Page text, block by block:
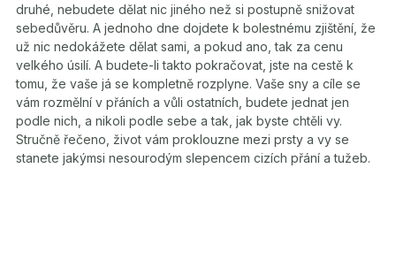
druhé, nebudete dělat nic jiného než si postupně snižovat
sebedůvěru. A jednoho dne dojdete k bolestnému zjištění, že
už nic nedokážete dělat sami, a pokud ano, tak za cenu
velkého úsilí. A budete-li takto pokračovat, jste na cestě k
tomu, že vaše já se kompletně rozplyne. Vaše sny a cíle se
vám rozmělní v přáních a vůli ostatních, budete jednat jen
podle nich, a nikoli podle sebe a tak, jak byste chtěli vy.
Stručně řečeno, život vám proklouzne mezi prsty a vy se
stanete jakýmsi nesourodým slepencem cizích přání a tužeb.